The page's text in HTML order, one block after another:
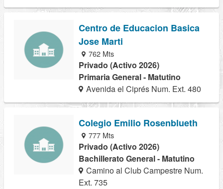
Centro de Educacion Basica
Jose Marti
762 Mts
Privado (Activo 2026)
Primaria General - Matutino
Avenida el Ciprés Num. Ext. 480
Colegio Emilio Rosenblueth
777 Mts
Privado (Activo 2026)
Bachillerato General - Matutino
Camino al Club Campestre Num.
Ext. 735